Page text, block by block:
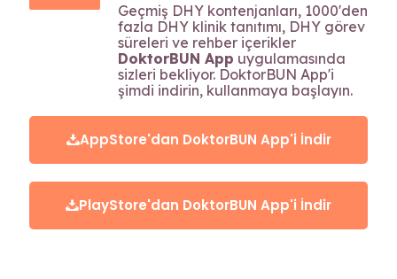
Geçmiş DHY kontenjanları, 1000'den
fazla DHY klinik tanıtımı, DHY görev
süreleri ve rehber içerikler
DoktorBUN App uygulamasında
sizleri bekliyor. DoktorBUN App'i
şimdi indirin, kullanmaya başlayın.
AppStore'dan DoktorBUN App'i İndir
PlayStore'dan DoktorBUN App'i İndir